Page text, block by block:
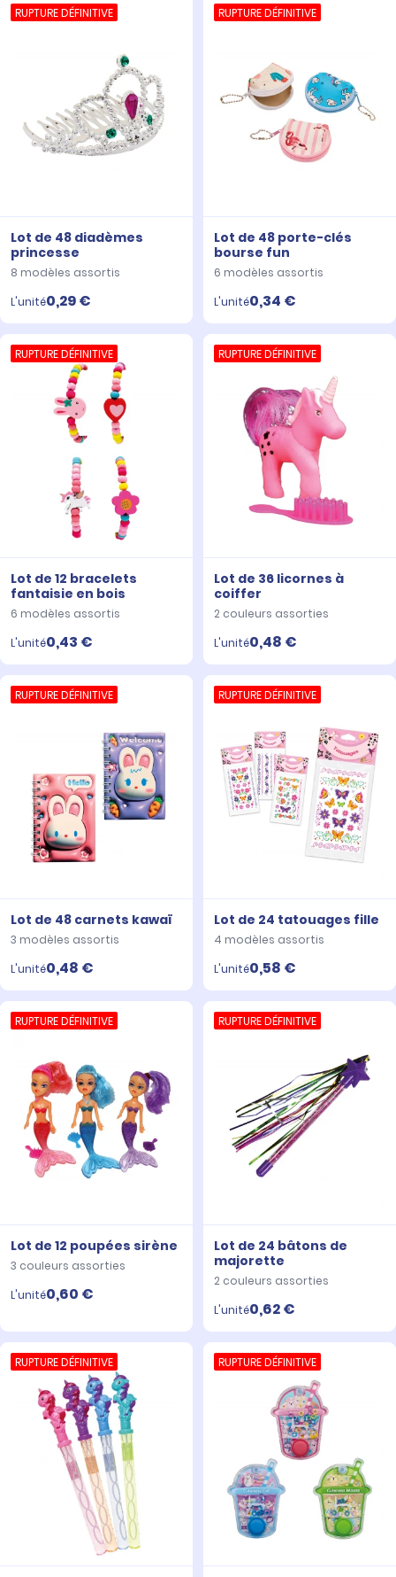
RUPTURE DÉFINITIVE
Lot de 48 diadèmes
princesse
8 modèles assortis
L'unité0,29 €
RUPTURE DÉFINITIVE
Lot de 48 porte-clés
bourse fun
6 modèles assortis
L'unité0,34 €
RUPTURE DÉFINITIVE
Lot de 12 bracelets
fantaisie en bois
6 modèles assortis
L'unité0,43 €
RUPTURE DÉFINITIVE
Lot de 36 licornes à
coiffer
2 couleurs assorties
L'unité0,48 €
RUPTURE DÉFINITIVE
Lot de 48 carnets kawaï
3 modèles assortis
L'unité0,48 €
RUPTURE DÉFINITIVE
Lot de 24 tatouages fille
4 modèles assortis
L'unité0,58 €
RUPTURE DÉFINITIVE
Lot de 12 poupées sirène
3 couleurs assorties
L'unité0,60 €
RUPTURE DÉFINITIVE
Lot de 24 bâtons de
majorette
2 couleurs assorties
L'unité0,62 €
RUPTURE DÉFINITIVE RUPTURE DÉFINITIVE